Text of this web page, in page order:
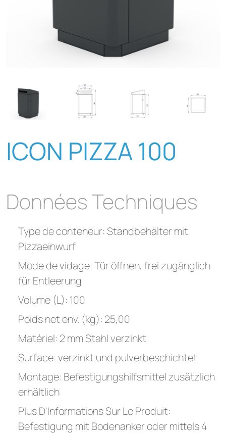
ICON PIZZA 100
Données Techniques
Type de conteneur: Standbehälter mit
Pizzaeinwurf
Mode de vidage: Tür öffnen, frei zugänglich
für Entleerung
Volume (L): 100
Poids net env. (kg): 25,00
Matériel: 2 mm Stahl verzinkt
Surface: verzinkt und pulverbeschichtet
Montage: Befestigungshilfsmittel zusätzlich
erhältlich
Plus D'Informations Sur Le Produit:
Befestigung mit Bodenanker oder mittels 4